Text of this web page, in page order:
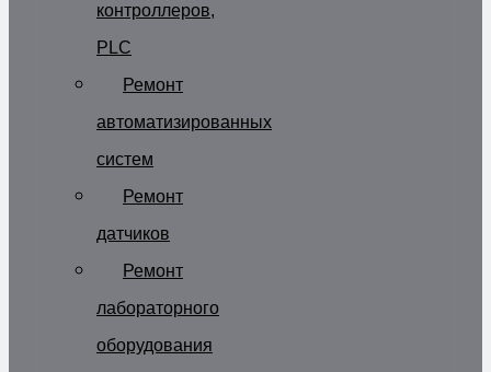
контроллеров,
PLC
Ремонт
автоматизированных
систем
Ремонт
датчиков
Ремонт
лабораторного
оборудования